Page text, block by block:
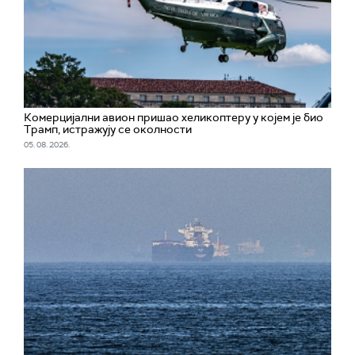
Комерцијални авион пришао хеликоптеру у којем је био
Трамп, истражују се околности
05. 08. 2026.